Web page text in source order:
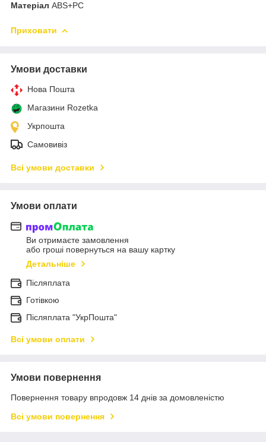
Матеріал ABS+PC
Приховати
Умови доставки
Нова Пошта
Магазини Rozetka
Укрпошта
Самовивіз
Всі умови доставки
Умови оплати
Ви отримаєте замовлення
або гроші повернуться на вашу картку
Детальніше
Післяплата
Готівкою
Післяплата "УкрПошта"
Всі умови оплати
Умови повернення
Повернення товару впродовж 14 днів за домовленістю
Всі умови повернення